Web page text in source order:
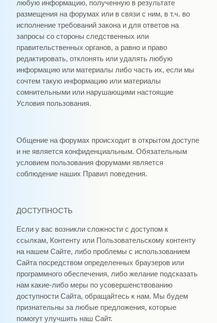
любую информацию, полученную в результате
размещения на форумах или в связи с ним, в т.ч. во
исполнение требований закона и для ответов на
запросы со стороны следственных или
правительственных органов, а равно и право
редактировать, отклонять или удалять любую
информацию или материалы либо часть их, если мы
сочтем такую информацию или материалы
сомнительными или нарушающими настоящие
Условия пользования.
Общение на форумах происходит в открытом доступе
и не является конфиденциальным. Обязательным
условием пользования форумами является
соблюдение наших Правил поведения.
ДОСТУПНОСТЬ
Если у вас возникли сложности с доступом к
ссылкам, Контенту или Пользовательскому контенту
на нашем Сайте, либо проблемы с использованием
Сайта посредством определенных браузеров или
программного обеспечения, либо желание подсказать
нам какие-либо меры по усовершенствованию
доступности Сайта, обращайтесь к нам. Мы будем
признательны за любые предложения, которые
помогут улучшить наш Сайт.